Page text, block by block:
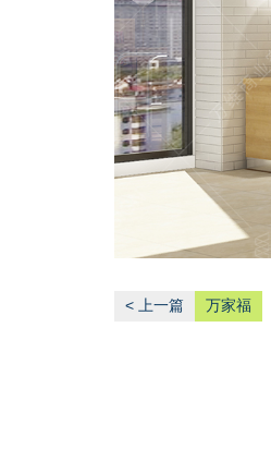
< 上一篇 万家福